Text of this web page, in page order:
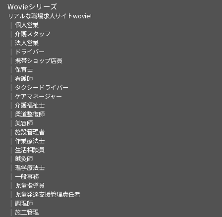
Wovieシリーズ
リアルな職場求人サイトwovie!
個人営業
介護スタッフ
法人営業
ドライバー
携帯ショップ店員
保育士
看護師
タクシードライバー
ケアマネージャー
介護福祉士
柔道整復師
美容師
施設管理者
作業療法士
生活相談員
鍼灸師
理学療法士
一般事務
児童指導員
児童発達支援管理責任者
調理師
施工管理